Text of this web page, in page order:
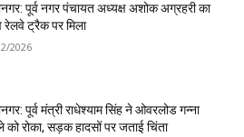
पूर्व नगर पंचायत अध्यक्ष अशोक अग्रहरी का
ट्रैक पर मिला
2026
पूर्व मंत्री राधेश्याम सिंह ने ओवरलोड गन्ना
को रोका, सड़क हादसों पर जताई चिंता